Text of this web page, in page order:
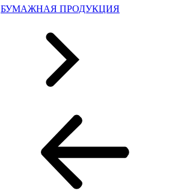
БУМАЖНАЯ ПРОДУКЦИЯ